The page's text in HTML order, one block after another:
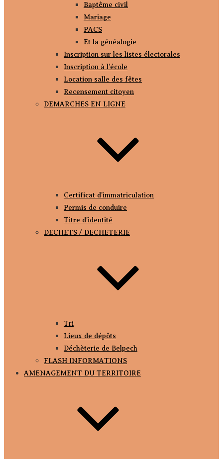
Baptême civil
Mariage
PACS
Et la généalogie
Inscription sur les listes électorales
Inscription à l’école
Location salle des fêtes
Recensement citoyen
DEMARCHES EN LIGNE
Certificat d’immatriculation
Permis de conduire
Titre d’identité
DECHETS / DECHETERIE
Tri
Lieux de dépôts
Déchèterie de Belpech
FLASH INFORMATIONS
AMENAGEMENT DU TERRITOIRE